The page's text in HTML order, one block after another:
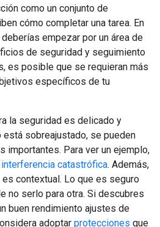
como un conjunto de
cómo completar una tarea. En
empezar por un área de
de seguridad y seguimiento
es posible que se requieran más
específicos de tu
la seguridad es delicado y
sobreajustado, se pueden
importantes. Para ver un ejemplo,
catastrófica. Además,
contextual. Lo que es seguro
no serlo para otra. Si descubres
buen rendimiento ajustes de
adoptar protecciones que